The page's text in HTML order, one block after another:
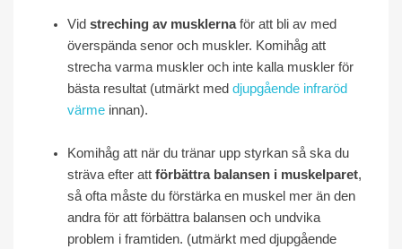
Vid streching av musklernaför att bli av med
överspända senor och muskler. Komihåg att
strecha varma muskler och inte kalla muskler för
bästa resultat (utmärkt med djupgående infraröd
värme innan).
Komihåg att när du tränar upp styrkan så ska du
sträva efter att förbättra balansen i muskelparet,
så ofta måste du förstärka en muskel mer än den
andra för att förbättra balansen och undvika
problem i framtiden. (utmärkt med djupgående